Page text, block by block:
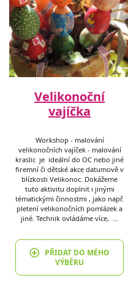
Velikonoční
vajíčka
Workshop - malování
velikonočních vajíček - malování
kraslic je ideální do OC nebo jiné
firemní či dětské akce datumově v
blízkosti Velikonoc. Dokážeme
tuto aktivitu doplnit i jinými
tématickými činnostmi , jako např.
pletení velikonočních pomlázek a
jiné. Technik ovládáme více, …
PŘIDAT DO MÉHO
VÝBĚRU